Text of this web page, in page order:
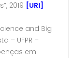
2019 [URI]
and Big
– UFPR –
em